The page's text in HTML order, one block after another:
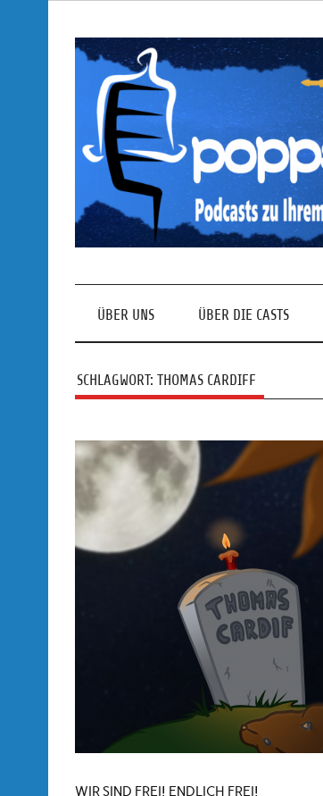
Podcasts zu Ihrem Vergnügen
ÜBER UNS ÜBER DIE CASTS
SCHLAGWORT: THOMAS CARDIFF
WIR SIND FREI! ENDLICH FREI!